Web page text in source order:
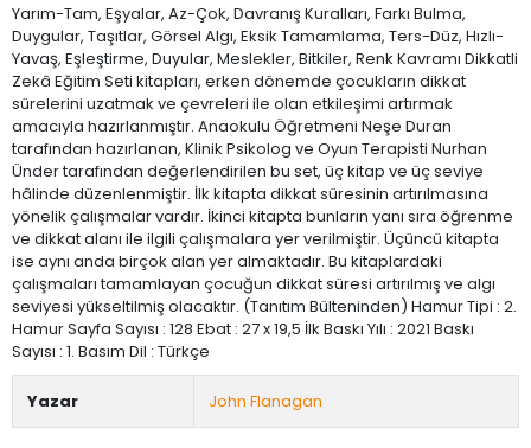
Yarım-Tam, Eşyalar, Az-Çok, Davranış Kuralları, Farkı Bulma,
Duygular, Taşıtlar, Görsel Algı, Eksik Tamamlama, Ters-Düz, Hızlı-
Yavaş, Eşleştirme, Duyular, Meslekler, Bitkiler, Renk Kavramı Dikkatli
Zekâ Eğitim Seti kitapları, erken dönemde çocukların dikkat
sürelerini uzatmak ve çevreleri ile olan etkileşimi artırmak
amacıyla hazırlanmıştır. Anaokulu Öğretmeni Neşe Duran
tarafından hazırlanan, Klinik Psikolog ve Oyun Terapisti Nurhan
Ünder tarafından değerlendirilen bu set, üç kitap ve üç seviye
hâlinde düzenlenmiştir. İlk kitapta dikkat süresinin artırılmasına
yönelik çalışmalar vardır. İkinci kitapta bunların yanı sıra öğrenme
ve dikkat alanı ile ilgili çalışmalara yer verilmiştir. Üçüncü kitapta
ise aynı anda birçok alan yer almaktadır. Bu kitaplardaki
çalışmaları tamamlayan çocuğun dikkat süresi artırılmış ve algı
seviyesi yükseltilmiş olacaktır. (Tanıtım Bülteninden) Hamur Tipi : 2.
Hamur Sayfa Sayısı : 128 Ebat : 27 x 19,5 İlk Baskı Yılı : 2021 Baskı
Sayısı : 1. Basım Dil : Türkçe
Yazar John Flanagan